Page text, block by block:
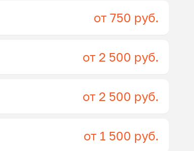
от 750 руб.
от 2 500 руб.
от 2 500 руб.
от 1 500 руб.